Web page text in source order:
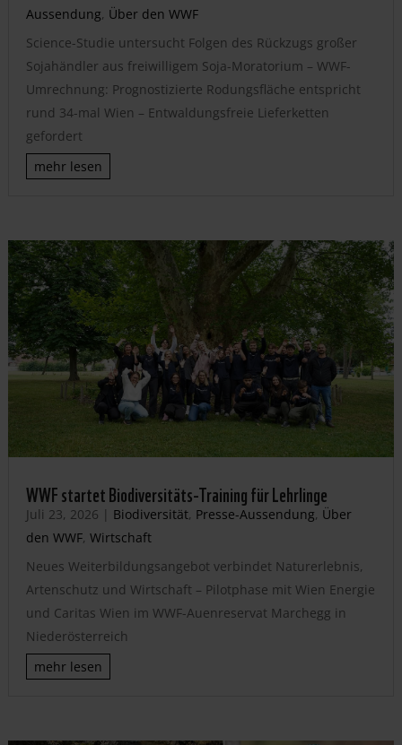
Aussendung, Über den WWF
Science-Studie untersucht Folgen des Rückzugs großer
Sojahändler aus freiwilligem Soja-Moratorium – WWF-
Umrechnung: Prognostizierte Rodungsfläche entspricht
rund 34-mal Wien – Entwaldungsfreie Lieferketten
gefordert
mehr lesen
WWF startet Biodiversitäts-Training für Lehrlinge
Juli 23, 2026 | Biodiversität, Presse-Aussendung, Über
den WWF, Wirtschaft
Neues Weiterbildungsangebot verbindet Naturerlebnis,
Artenschutz und Wirtschaft – Pilotphase mit Wien Energie
und Caritas Wien im WWF-Auenreservat Marchegg in
Niederösterreich
mehr lesen